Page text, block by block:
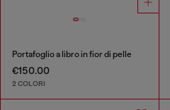
Portafoglio a libro in fior di pelle
€150.00
2 COLORI